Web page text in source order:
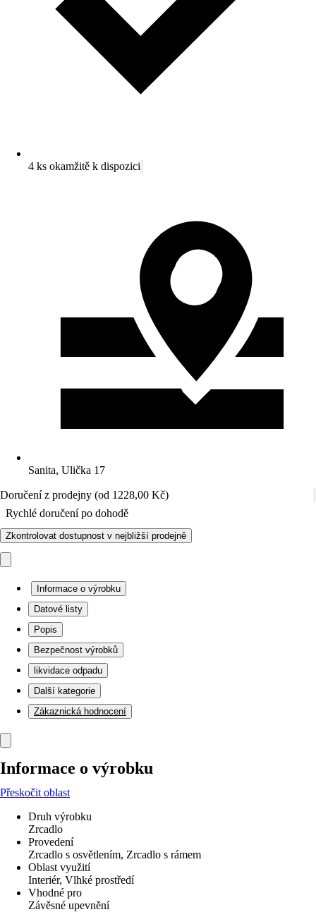
4 ks okamžitě k dispozici
Sanita, Ulička 17
Doručení z prodejny (od 1228,00 Kč)
Rychlé doručení po dohodě
Zkontrolovat dostupnost v nejbližší prodejně
Informace o výrobku
Datové listy
Popis
Bezpečnost výrobků
likvidace odpadu
Další kategorie
Zákaznická hodnocení
Informace o výrobku
Přeskočit oblast
Druh výrobku
Zrcadlo
Provedení
Zrcadlo s osvětlením, Zrcadlo s rámem
Oblast využití
Interiér, Vlhké prostředí
Vhodné pro
Závěsné upevnění